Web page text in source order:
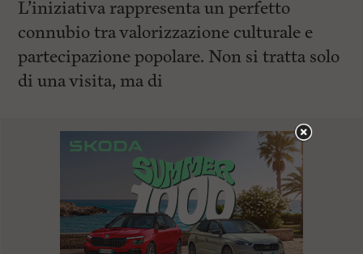
L’iniziativa rappresenta un perfetto
connubio tra valorizzazione culturale e
partecipazione popolare. Non si tratta solo
di una visita, ma di